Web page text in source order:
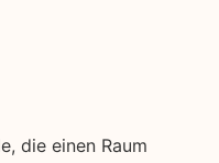
die einen Raum